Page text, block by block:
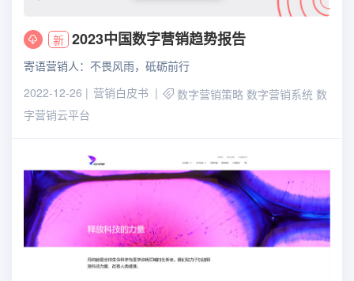
新 2023中国数字营销趋势报告
寄语营销人：不畏风雨，砥砺前行
2022-12-26
营销白皮书 数字营销策略 数字营销系统 数
字营销云平台